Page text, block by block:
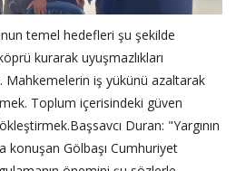
temel hedefleri şu şekilde
kurarak uyuşmazlıkları
Mahkemelerin iş yükünü azaltarak
Toplum içerisindeki güven
Duran: "Yargının
konuşan Gölbaşı Cumhuriyet